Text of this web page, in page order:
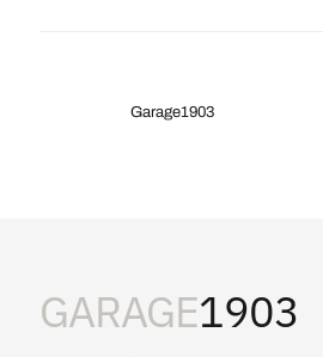
Garage1903
GARAGE1903